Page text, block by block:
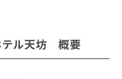
ル天坊 概要